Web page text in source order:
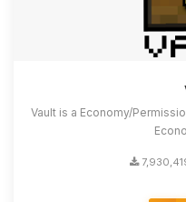
Vault is a Economy/